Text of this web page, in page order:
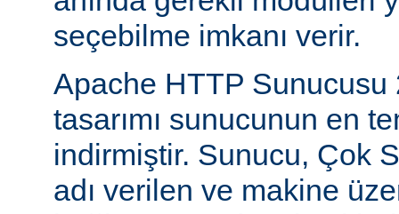
seçebilme imkanı verir.
Apache HTTP Sunucusu
tasarımı sunucunun en
indirmiştir. Sunucu, Çok
adı verilen ve makine